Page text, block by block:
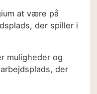
at være på
der spiller i
muligheder og
der